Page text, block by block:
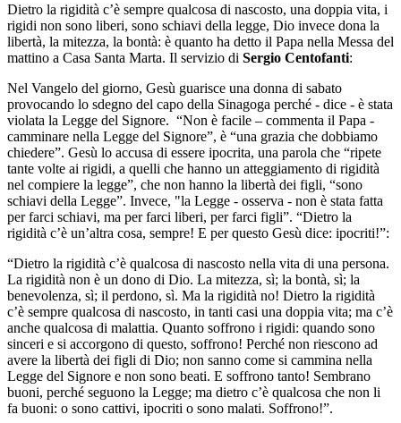
Dietro la rigidità c’è sempre qualcosa di nascosto, una doppia vita, i
rigidi non sono liberi, sono schiavi della legge, Dio invece dona la
libertà, la mitezza, la bontà: è quanto ha detto il Papa nella Messa del
mattino a Casa Santa Marta. Il servizio di Sergio Centofanti:
Nel Vangelo del giorno, Gesù guarisce una donna di sabato
provocando lo sdegno del capo della Sinagoga perché - dice - è stata
violata la Legge del Signore. “Non è facile – commenta il Papa -
camminare nella Legge del Signore”, è “una grazia che dobbiamo
chiedere”. Gesù lo accusa di essere ipocrita, una parola che “ripete
tante volte ai rigidi, a quelli che hanno un atteggiamento di rigidità
nel compiere la legge”, che non hanno la libertà dei figli, “sono
schiavi della Legge”. Invece, "la Legge - osserva - non è stata fatta
per farci schiavi, ma per farci liberi, per farci figli”. “Dietro la
rigidità c’è un’altra cosa, sempre! E per questo Gesù dice: ipocriti!”:
“Dietro la rigidità c’è qualcosa di nascosto nella vita di una persona.
La rigidità non è un dono di Dio. La mitezza, sì; la bontà, sì; la
benevolenza, sì; il perdono, sì. Ma la rigidità no! Dietro la rigidità
c’è sempre qualcosa di nascosto, in tanti casi una doppia vita; ma c’è
anche qualcosa di malattia. Quanto soffrono i rigidi: quando sono
sinceri e si accorgono di questo, soffrono! Perché non riescono ad
avere la libertà dei figli di Dio; non sanno come si cammina nella
Legge del Signore e non sono beati. E soffrono tanto! Sembrano
buoni, perché seguono la Legge; ma dietro c’è qualcosa che non li
fa buoni: o sono cattivi, ipocriti o sono malati. Soffrono!”.